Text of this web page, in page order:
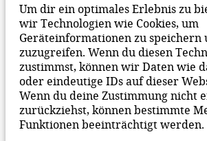
Um dir ein optimales Erlebnis zu
wir Technologien wie Cookies, um
Geräteinformationen zu
zuzugreifen. Wenn du diesen
zustimmst, können wir Daten wie
oder eindeutige IDs auf dieser
Wenn du deine Zustimmung nicht
zurückziehst, können bestimmte
Funktionen beeinträchtigt werden.
MITEINANDER AUF UNSERER